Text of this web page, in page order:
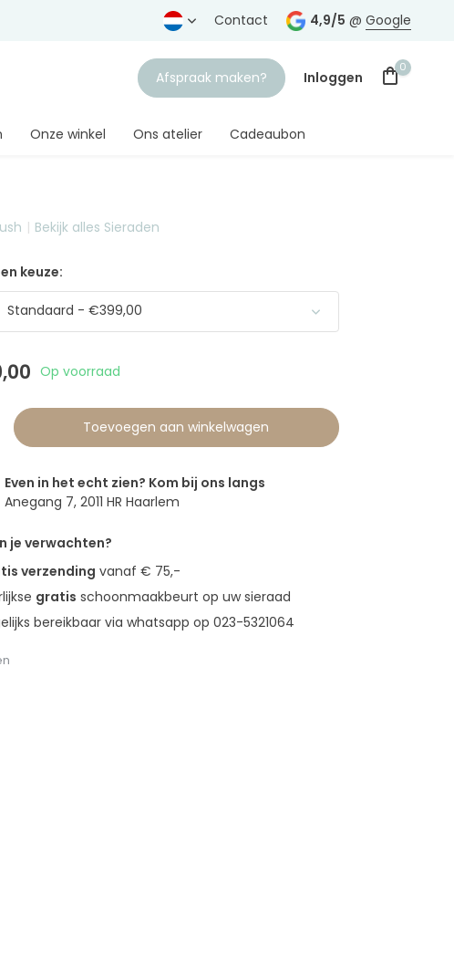
Gratis verzending vanaf € 75,-
Contact 4,9/5 @ Google
Afspraak maken? Inloggen
0
Onze winkel Ons atelier Cadeaubon
Bekijk alles Sieraden
keuze:
Standaard - €399,00
Op voorraad
Toevoegen aan winkelwagen
Even in het echt zien? Kom bij ons langs
Anegang 7, 2011 HR Haarlem
je verwachten?
verzending vanaf € 75,-
gratis schoonmaakbeurt op uw sieraad
bereikbaar via whatsapp op 023-5321064